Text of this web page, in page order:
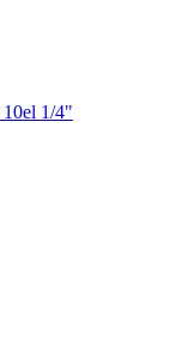
10el 1/4"